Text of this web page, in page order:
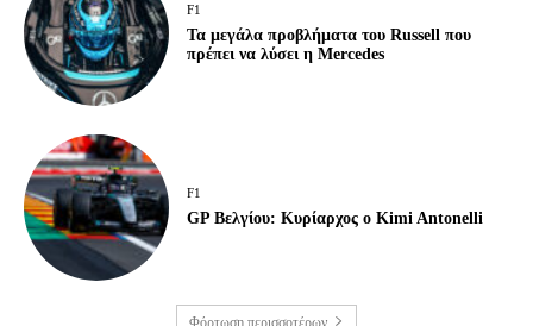
F1
Τα μεγάλα προβλήματα του Russell που
πρέπει να λύσει η Mercedes
F1
GP Βελγίου: Κυρίαρχος ο Kimi Antonelli
Φόρτωση περισσοτέρων